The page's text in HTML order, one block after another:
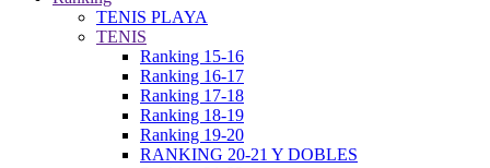
TENIS PLAYA
TENIS
Ranking 15-16
Ranking 16-17
Ranking 17-18
Ranking 18-19
Ranking 19-20
RANKING 20-21 Y DOBLES